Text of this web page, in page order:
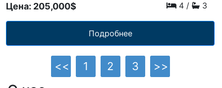
4 / 3
Цена: 205,000$
Подробнее
<< 1 2 3 >>